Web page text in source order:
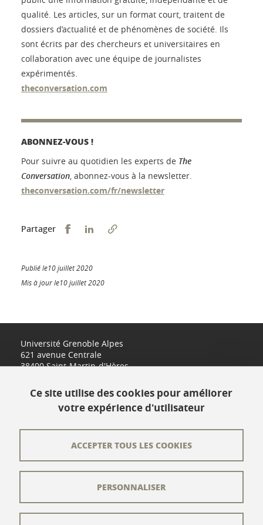
qualité. Les articles, sur un format court, traitent de
dossiers d’actualité et de phénomènes de société. Ils
sont écrits par des chercheurs et universitaires en
collaboration avec une équipe de journalistes
expérimentés.
theconversation.com
ABONNEZ-VOUS !
Pour suivre au quotidien les experts de The
Conversation, abonnez-vous à la newsletter.
theconversation.com/fr/newsletter
Partager Partager sur Facebook
Partager sur LinkedIn
Publié le10 juillet 2020
Mis à jour le10 juillet 2020
Université Grenoble Alpes
621 avenue Centrale
38400 Saint-Martin-d'Hères
L'équipe éditoriale
Crédits
Ce site utilise des cookies pour améliorer
votre expérience d'utilisateur
ACCEPTER TOUS LES COOKIES
PERSONNALISER